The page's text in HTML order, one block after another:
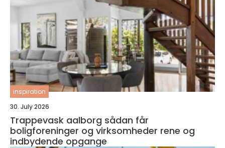
inspiration
30. July 2026
Trappevask aalborg sådan får
boligforeninger og virksomheder rene og
indbydende opgange